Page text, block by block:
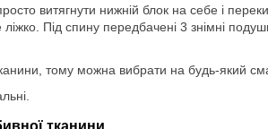
витягнути нижній блок на себе і
Під спину передбачені 3 знімні
тому можна вибрати на будь-який
тканини.